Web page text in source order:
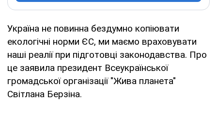
Україна не повинна бездумно копіювати
екологічні норми ЄС, ми маємо враховувати
наші реалії при підготовці законодавства. Про
це заявила президент Всеукраїнської
громадської організації "Жива планета"
Світлана Берзіна.